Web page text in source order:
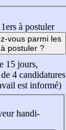
à postuler
vous parmi les
postuler ?
15 jours,
4 candidatures
est informé)
handi-